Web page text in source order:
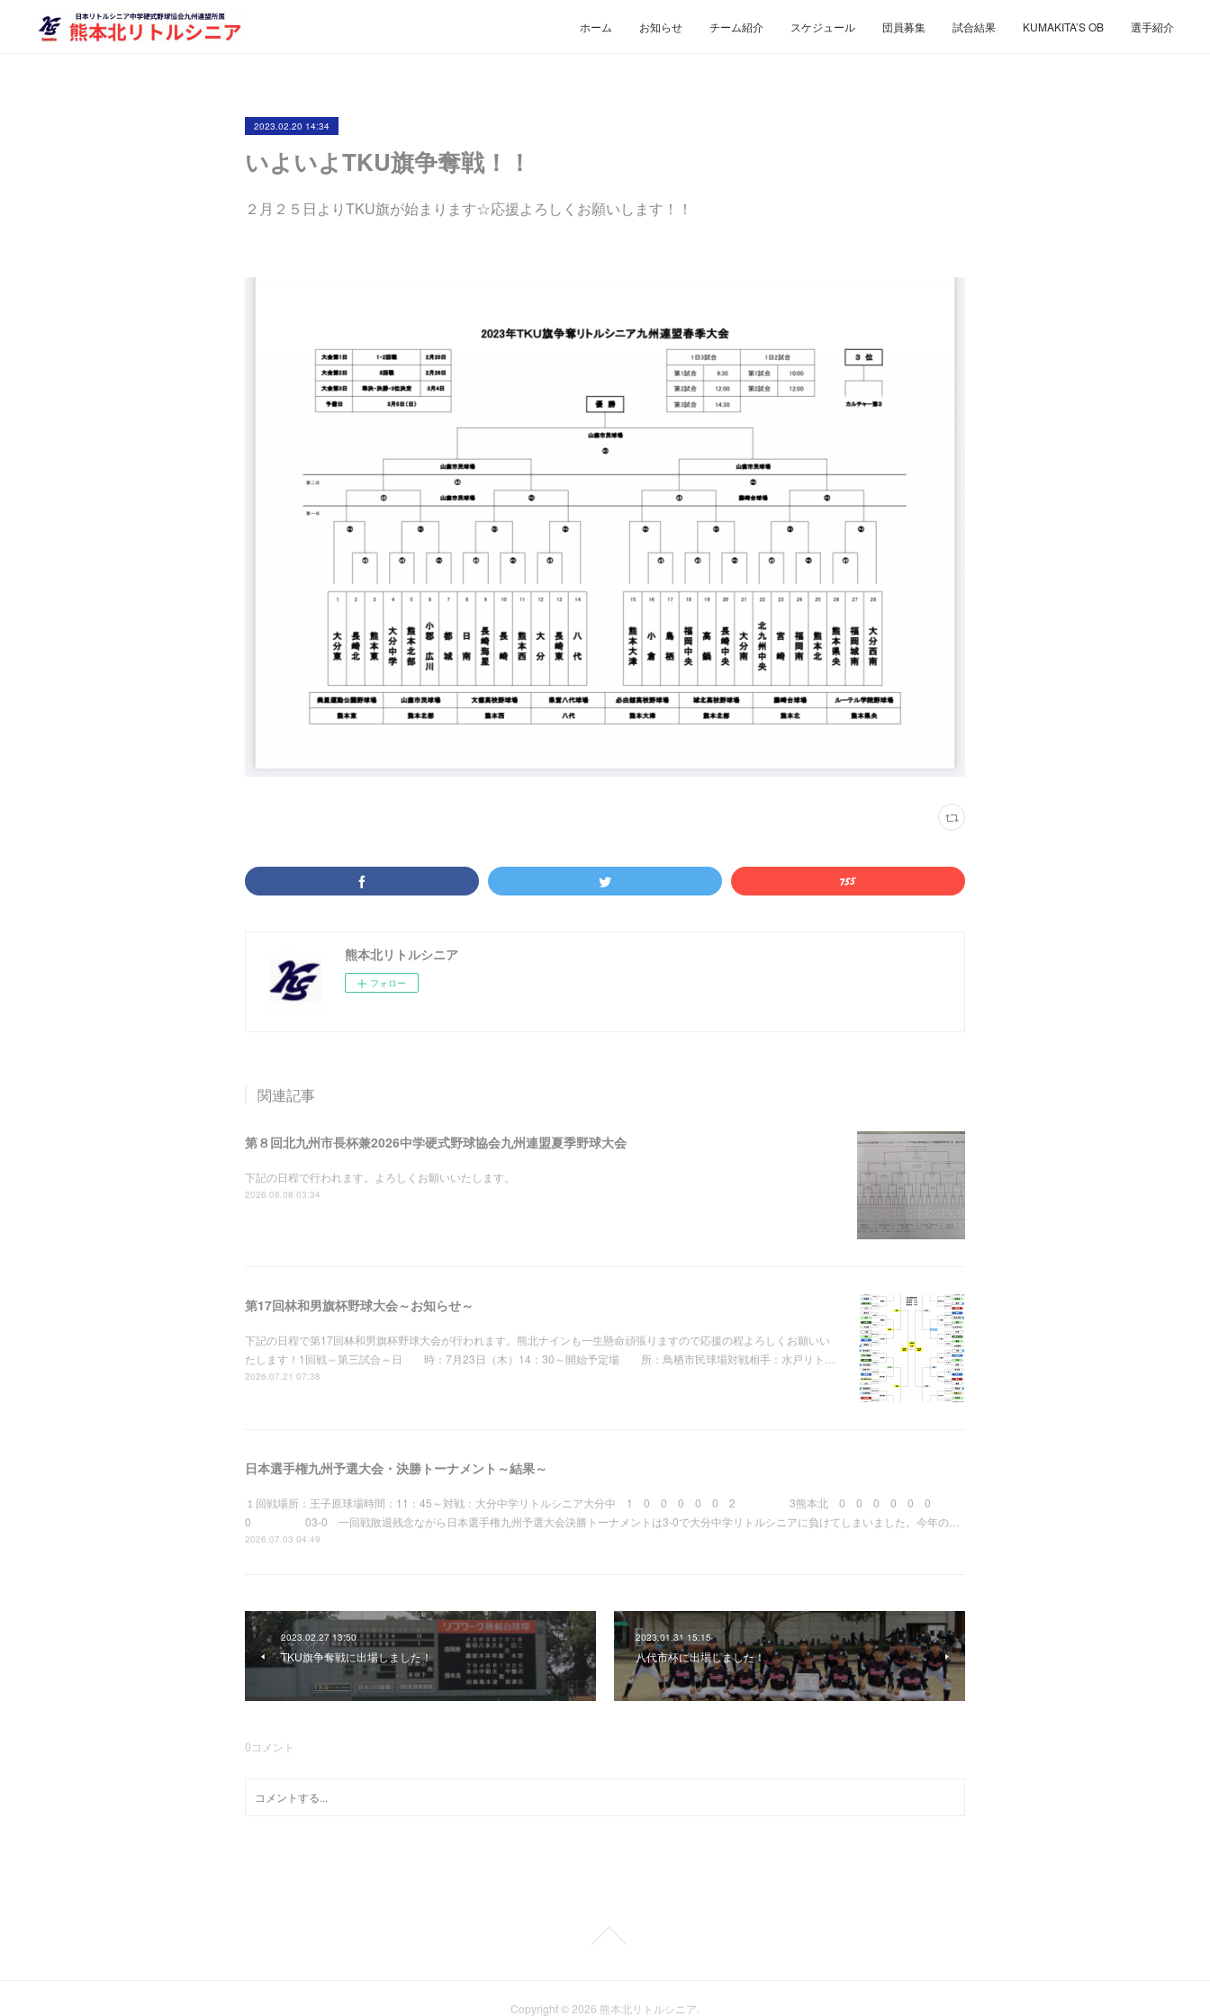
ホーム お知らせ チーム紹介 スケジュール 団員募集 試合結果 KUMAKITA’S OB 選手紹介
2023.02.20 14:34
いよいよTKU旗争奪戦！！
２月２５日よりTKU旗が始まります☆応援よろしくお願いします！！
熊本北リトルシニア
フォロー
関連記事
第８回北九州市長杯兼2026中学硬式野球協会九州連盟夏季野球大会
下記の日程で行われます。よろしくお願いいたします。
2026.08.08 03:34
第17回林和男旗杯野球大会～お知らせ～
下記の日程で第17回林和男旗杯野球大会が行われます。熊北ナインも一生懸命頑張りますので応援の程よろしくお願いい
たします！1回戦～第三試合～日 時：7月23日（木）14：30～開始予定場 所：鳥栖市民球場対戦相手：水戸リト…
2026.07.21 07:38
日本選手権九州予選大会・決勝トーナメント～結果～
１回戦場所：王子原球場時間：11：45～対戦：大分中学リトルシニア大分中 1 0 0 0 0 0 2 3熊本北 0 0 0 0 0 0
0 03-0 一回戦敗退残念ながら日本選手権九州予選大会決勝トーナメントは3-0で大分中学リトルシニアに負けてしまいました。今年の…
2026.07.03 04:49
2023.02.27 13:50
TKU旗争奪戦に出場しました！
2023.01.31 15:15
八代市杯に出場しました！
0コメント
Copyright © 2026 熊本北リトルシニア